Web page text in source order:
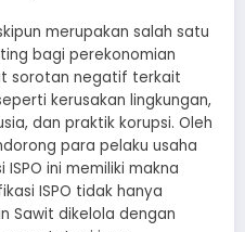
merupakan salah satu
bagi perekonomian
sorotan negatif terkait
kerusakan lingkungan,
dan praktik korupsi. Oleh
para pelaku usaha
ini memiliki makna
ISPO tidak hanya
Sawit dikelola dengan